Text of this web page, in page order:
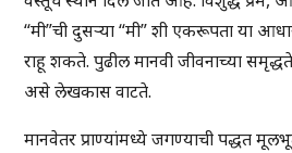
“मी”ची दुसऱ्या “मी” शी एकरूपता या
राहू शकते. पुढील मानवी जीवनाच्या
असे लेखकास वाटते.
मानवेतर प्राण्यांमध्ये जगण्याची पद्धत